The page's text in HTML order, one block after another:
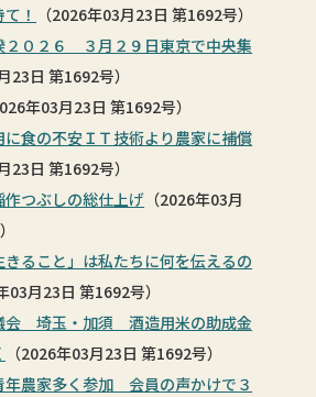
！
（2026年03月23日 第1692号）
２０２６ ３月２９日東京で中央集
23日 第1692号）
年03月23日 第1692号）
に食の不安ＩＴ技術より農家に補償
23日 第1692号）
作つぶしの総仕上げ （2026年03月
きること」は私たちに何を伝えるの
03月23日 第1692号）
会 埼玉・加須 酒造用米の助成金
（2026年03月23日 第1692号）
年農家多く参加 会員の声かけで３